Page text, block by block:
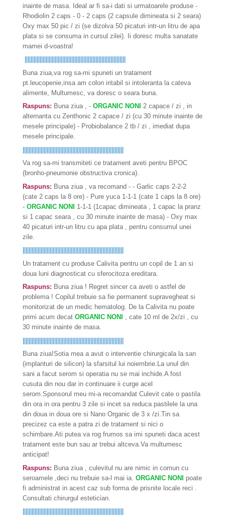
inainte de masa. Ideal ar fi sa-i dati si urmatoarele produse -
Rhodiolin 2 caps - 0 - 2 caps (2 capsule dimineata si 2 seara)
Oxy max 50 pic / zi (se dizolva 50 picaturi intr-un litru de apa
plata si se consuma in cursul zilei). Ii doresc multa sanatate
mamei d-voastra!
Buna ziua,va rog sa-mi spuneti un tratament
pt.leucopenie,insa am colon iritabil si intoleranta la cateva
alimente, Multumesc, va doresc o seara buna.
Raspuns: Buna ziua , - ORGANIC NONI
2 capace / zi , in
alternanta cu Zenthonic 2 capace / zi (cu 30 minute inainte de
mesele principale) - Probiobalance 2 tb / zi , imediat dupa
mesele principale.
|||||||||||||||||||||||||||||||||||||||||||||||||||||||||||||||||||
Va rog sa-mi transmiteti ce tratament aveti pentru BPOC
(bronho-pneumonie obstructiva cronica).
Raspuns: Buna ziua , va recomand - - Garlic caps 2-2-2
(cate 2 caps la 8 ore) - Pure yuca 1-1-1 (cate 1 caps la 8 ore)
- ORGANIC NONI 1-1-1 (1capac dimineata , 1 capac la pranz
si 1 capac seara , cu 30 minute inainte de masa) - Oxy max
40 picaturi intr-un litru cu apa plata , pentru consumul unei
zile.
Un tratament cu produse Calivita pentru un copil de 1 an si
doua luni diagnosticat cu sferocitoza ereditara.
Raspuns: Buna ziua ! Regret sincer ca aveti o astfel de
problema ! Copilul trebuie sa fie permanent supravegheat si
monitorizat de un medic hematolog. De la Calivita nu poate
primi acum decat ORGANIC NONI
, cate 10 ml de 2x/zi , cu
30 minute inainte de masa.
|||||||||||||||||||||||||||||||||||||||||||||||||||||||||||||||||||
Buna ziua!Sotia mea a avut o interventie chirurgicala la san
(implanturi de silicon) la sfarsitul lui noiembrie.La unul din
sani a facut serom si operatia nu se mai inchide.A fost
cusuta din nou dar in continuare ii curge acel
serom.Sponsorul meu mi-a recomandat Culevit cate o pastila
din ora in ora pentru 3 zile si incet sa reduca pastilele la una
din doua in doua ore si Nano Organic de 3 x /zi.Tin sa
precizez ca este a patra zi de tratament si nici o
schimbare.Ati putea va rog frumos sa imi spuneti daca acest
tratament este bun sau ar trebui altceva.Va multumesc
anticipat!
Raspuns: Buna ziua , culevitul nu are nimic in comun cu
seroamele ,deci nu trebuie sa-l mai ia. ORGANIC NONI poate
fi administrat in acest caz sub forma de prisnite locale reci .
Consultati chirurgul estetician.